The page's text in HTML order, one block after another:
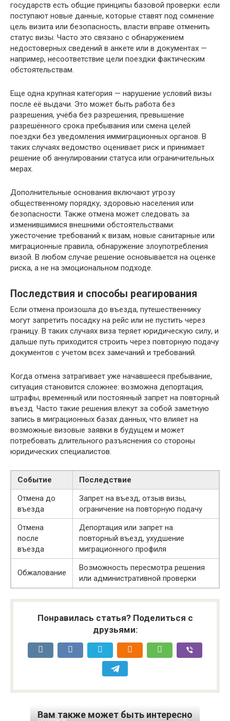
государств есть общие принципы базовой проверки: если
поступают новые данные, которые ставят под сомнение
цель визита или безопасность, власти вправе отменить
статус визы. Часто это связано с обнаружением
недостоверных сведений в анкете или в документах —
например, несоответствие цели поездки фактическим
обстоятельствам.
Еще одна крупная категория — нарушение условий визы
после её выдачи. Это может быть работа без
разрешения, учёба без разрешения, превышение
разрешённого срока пребывания или смена целей
поездки без уведомления иммиграционных органов. В
таких случаях ведомство оценивает риск и принимает
решение об аннулировании статуса или ограничительных
мерах.
Дополнительные основания включают угрозу
общественному порядку, здоровью населения или
безопасности. Также отмена может следовать за
изменившимися внешними обстоятельствами:
ужесточение требований к визам, новые санитарные или
миграционные правила, обнаружение злоупотребления
визой. В любом случае решение основывается на оценке
риска, а не на эмоциональном подходе.
Последствия и способы реагирования
Если отмена произошла до въезда, путешественнику
могут запретить посадку на рейс или не пустить через
границу. В таких случаях виза теряет юридическую силу, и
дальше путь приходится строить через повторную подачу
документов с учетом всех замечаний и требований.
Когда отмена затрагивает уже начавшееся пребывание,
ситуация становится сложнее: возможна депортация,
штрафы, временный или постоянный запрет на повторный
въезд. Часто такие решения влекут за собой заметную
запись в миграционных базах данных, что влияет на
возможные визовые заявки в будущем и может
потребовать длительного разъяснения со стороны
юридических специалистов.
Событие
Последствие
Отмена до
въезда
Запрет на въезд, отзыв визы,
ограничение на повторную подачу
Отмена
после
въезда
Депортация или запрет на
повторный въезд, ухудшение
миграционного профиля
Обжалование
Возможность пересмотра решения
или административной проверки
Понравилась статья? Поделиться с
друзьями:
Вам также может быть интересно